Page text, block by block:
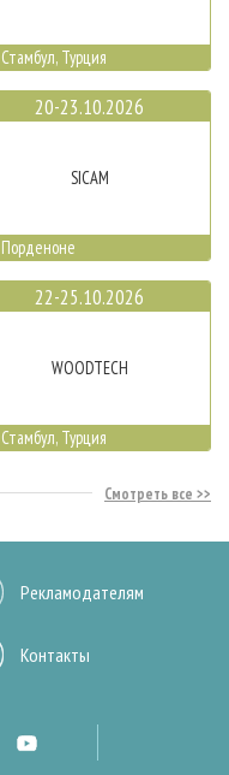
Стамбул, Турция
20-23.10.2026
SICAM
Порденоне
22-25.10.2026
WOODTECH
Стамбул, Турция
Смотреть все
Рекламодателям
Контакты